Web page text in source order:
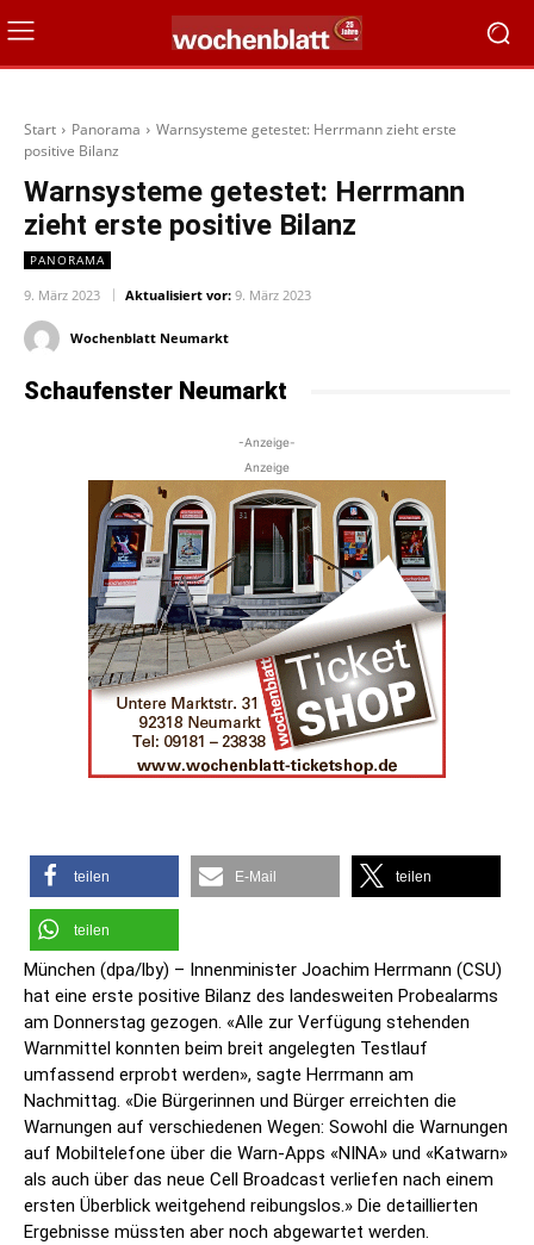
Start Panorama
Warnsysteme getestet: Herrmann zieht erste
positive Bilanz
Warnsysteme getestet: Herrmann
zieht erste positive Bilanz
PANORAMA
9. März 2023 Aktualisiert vor: 9. März 2023
Wochenblatt Neumarkt
Schaufenster Neumarkt
-Anzeige-
Anzeige
teilen E-Mail teilen
teilen
München (dpa/lby) – Innenminister Joachim Herrmann (CSU)
hat eine erste positive Bilanz des landesweiten Probealarms
am Donnerstag gezogen. «Alle zur Verfügung stehenden
Warnmittel konnten beim breit angelegten Testlauf
umfassend erprobt werden», sagte Herrmann am
Nachmittag. «Die Bürgerinnen und Bürger erreichten die
Warnungen auf verschiedenen Wegen: Sowohl die Warnungen
auf Mobiltelefone über die Warn-Apps «NINA» und «Katwarn»
als auch über das neue Cell Broadcast verliefen nach einem
ersten Überblick weitgehend reibungslos.» Die detaillierten
Ergebnisse müssten aber noch abgewartet werden.